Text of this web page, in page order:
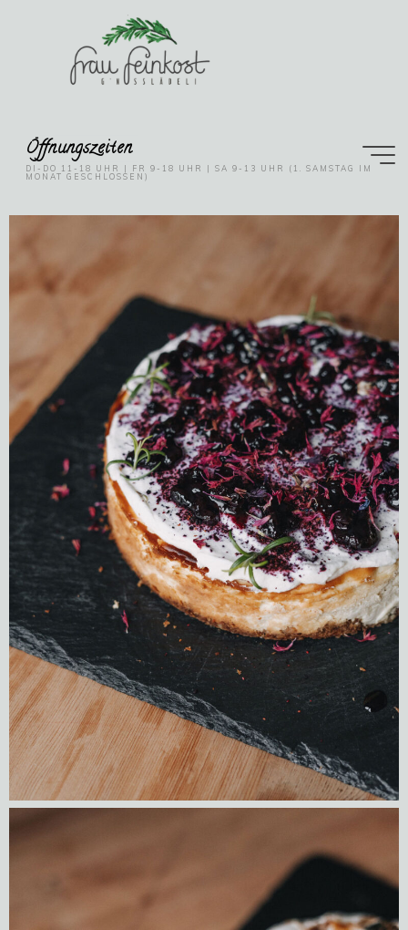
Öffnungszeiten
DI-DO 11-18 UHR | FR 9-18 UHR | SA 9-13 UHR (1. SAMSTAG IM
MONAT GESCHLOSSEN)
Catering